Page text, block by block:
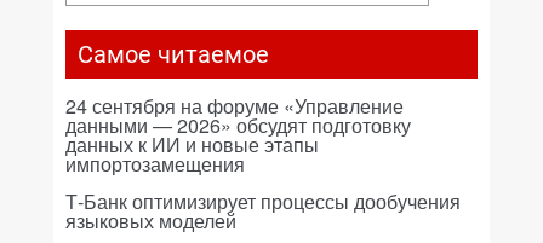
Самое читаемое
24 сентября на форуме «Управление
данными — 2026» обсудят подготовку
данных к ИИ и новые этапы
импортозамещения
Т-Банк оптимизирует процессы дообучения
языковых моделей